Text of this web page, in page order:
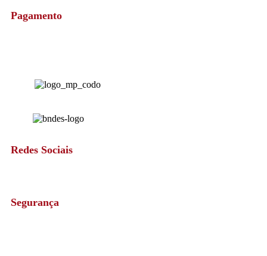
Pagamento
Redes Sociais
Segurança